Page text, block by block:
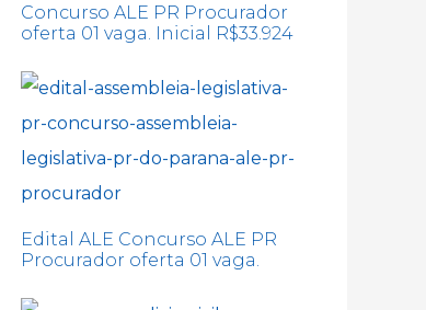
Concurso ALE PR Procurador
oferta 01 vaga. Inicial R$33.924
Edital ALE Concurso ALE PR
Procurador oferta 01 vaga.